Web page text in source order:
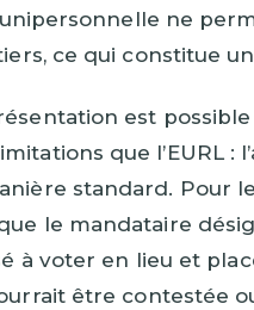
ne
ce qui constitue
est
que l’EURL :
standard. Pour
le mandataire
à voter en lieu et
être contestée